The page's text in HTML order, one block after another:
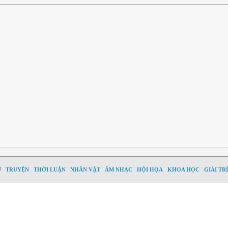
TRUYỆN THỜI LUẬN NHÂN VẬT ÂM NHẠC HỘI HỌA KHOA HỌC GIẢI TRÍ